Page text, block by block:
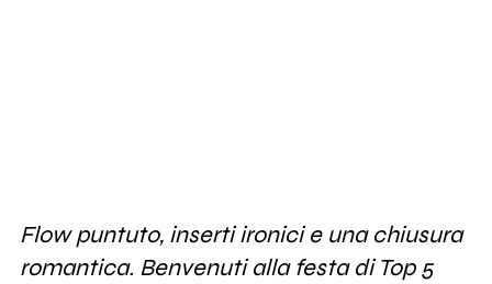
Flow puntuto, inserti ironici e una chiusura
romantica. Benvenuti alla festa di Top 5